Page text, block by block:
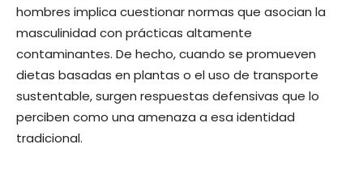
hombres implica cuestionar normas que asocian la
masculinidad con prácticas altamente
contaminantes. De hecho, cuando se promueven
dietas basadas en plantas o el uso de transporte
sustentable, surgen respuestas defensivas que lo
perciben como una amenaza a esa identidad
tradicional.